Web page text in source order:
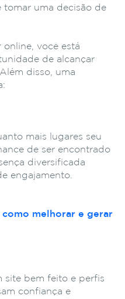
tomar uma decisão de
online, você está
de alcançar
disso, uma
mais lugares seu
de ser encontrado
diversificada
engajamento.
melhorar e gerar
site bem feito e perfis
confiança e